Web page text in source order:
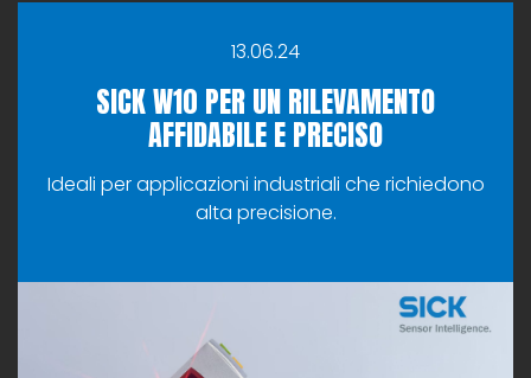
13.06.24
SICK W10 PER UN RILEVAMENTO
AFFIDABILE E PRECISO
Ideali per applicazioni industriali che richiedono
alta precisione.